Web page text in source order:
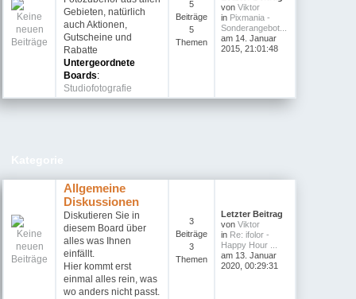
Gebieten, natürlich
auch Aktionen,
Gutscheine und
Rabatte
Untergeordnete
Boards:
Studiofotografie
5
Beiträge
5
Themen
vonViktor
in Pixmania -
Sonderangebot...
am 14. Januar
2015, 21:01:48
Allgemeine
Diskussionen
Diskutieren Sie in
diesem Board über
alles was Ihnen
einfällt.
Hier kommt erst
einmal alles rein, was
wo anders nicht passt.
3
Beiträge
3
Themen
Letzter Beitrag
vonViktor
in Re: ifolor -
Happy Hour ...
am 13. Januar
2020, 00:29:31